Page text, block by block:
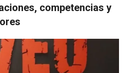
competencias y